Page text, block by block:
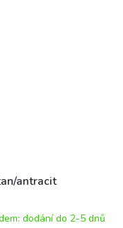
antracit
dodání do 2-5 dnů